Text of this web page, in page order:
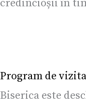
credincioșii în
Program de
Biserica este